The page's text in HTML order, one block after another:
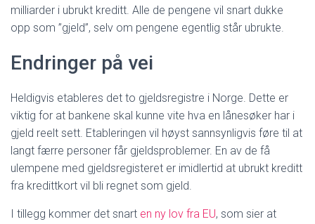
milliarder i ubrukt kreditt. Alle de pengene vil snart dukke
opp som ”gjeld”, selv om pengene egentlig står ubrukte.
Endringer på vei
Heldigvis etableres det to gjeldsregistre i Norge. Dette er
viktig for at bankene skal kunne vite hva en lånesøker har i
gjeld reelt sett. Etableringen vil høyst sannsynligvis føre til at
langt færre personer får gjeldsproblemer. En av de få
ulempene med gjeldsregisteret er imidlertid at ubrukt kreditt
fra kredittkort vil bli regnet som gjeld.
I tillegg kommer det snart en ny lov fra EU, som sier at